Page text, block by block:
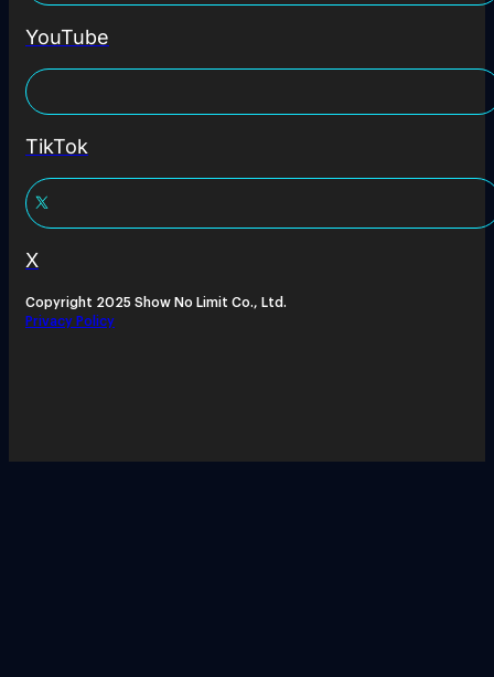
YouTube
TikTok
X
Copyright 2025 Show No Limit Co., Ltd.
Privacy Policy